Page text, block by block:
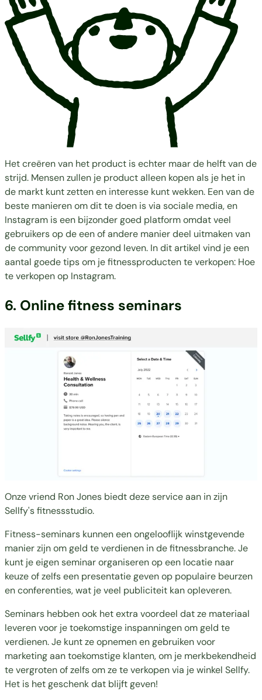
Het creëren van het product is echter maar de helft van de
strijd. Mensen zullen je product alleen kopen als je het in
de markt kunt zetten en interesse kunt wekken. Een van de
beste manieren om dit te doen is via sociale media, en
Instagram is een bijzonder goed platform omdat veel
gebruikers op de een of andere manier deel uitmaken van
de community voor gezond leven. In dit artikel vind je een
aantal goede tips om je fitnessproducten te verkopen: Hoe
te verkopen op Instagram.
6. Online fitness seminars
Onze vriend Ron Jones biedt deze service aan in zijn
Sellfy's fitnessstudio.
Fitness-seminars kunnen een ongelooflijk winstgevende
manier zijn om geld te verdienen in de fitnessbranche. Je
kunt je eigen seminar organiseren op een locatie naar
keuze of zelfs een presentatie geven op populaire beurzen
en conferenties, wat je veel publiciteit kan opleveren.
Seminars hebben ook het extra voordeel dat ze materiaal
leveren voor je toekomstige inspanningen om geld te
verdienen. Je kunt ze opnemen en gebruiken voor
marketing aan toekomstige klanten, om je merkbekendheid
te vergroten of zelfs om ze te verkopen via je winkel Sellfy.
Het is het geschenk dat blijft geven!